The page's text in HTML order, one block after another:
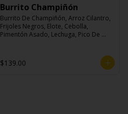
Burrito Champiñón
Burrito De Champiñón, Arroz Cilantro,
Frijoles Negros, Elote, Cebolla,
Pimentón Asado, Lechuga, Pico De
$139.00